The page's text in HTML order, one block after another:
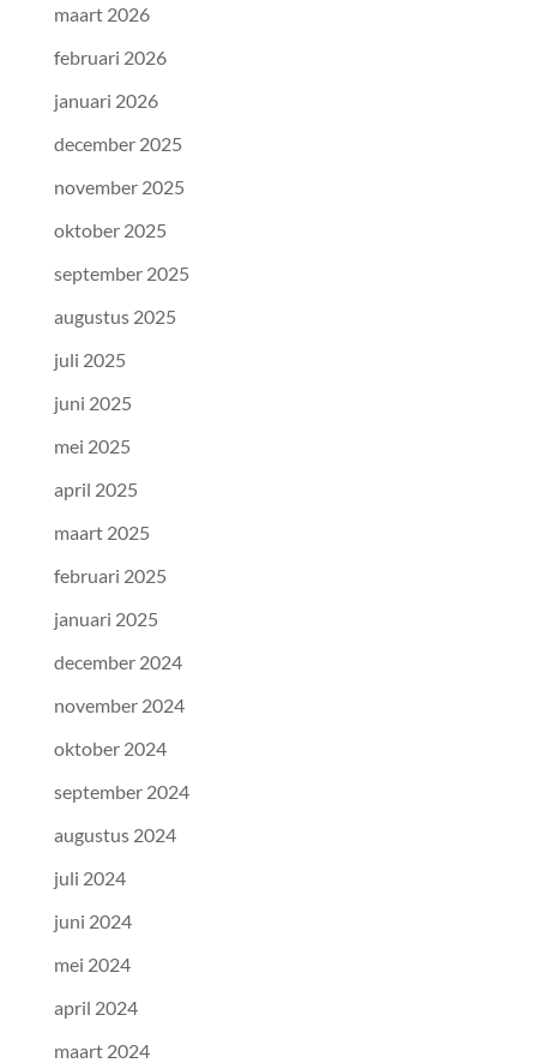
maart 2026
februari 2026
januari 2026
december 2025
november 2025
oktober 2025
september 2025
augustus 2025
juli 2025
juni 2025
mei 2025
april 2025
maart 2025
februari 2025
januari 2025
december 2024
november 2024
oktober 2024
september 2024
augustus 2024
juli 2024
juni 2024
mei 2024
april 2024
maart 2024